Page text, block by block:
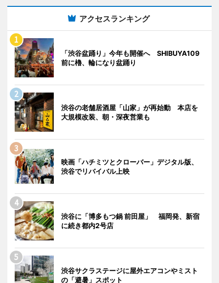
アクセスランキング
「渋谷盆踊り」今年も開催へ SHIBUYA109
前に櫓、輪になり盆踊り
渋谷の老舗居酒屋「山家」が再始動 本店を
大規模改装、朝・深夜営業も
映画「ハチミツとクローバー」デジタル版、
渋谷でリバイバル上映
渋谷に「博多もつ鍋 前田屋」 福岡発、新宿
に続き都内2号店
渋谷サクラステージに屋外エアコンやミスト
の「避暑」スポット